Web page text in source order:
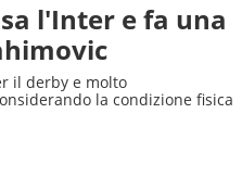
l'Inter e fa una
il derby e molto
la condizione fisica